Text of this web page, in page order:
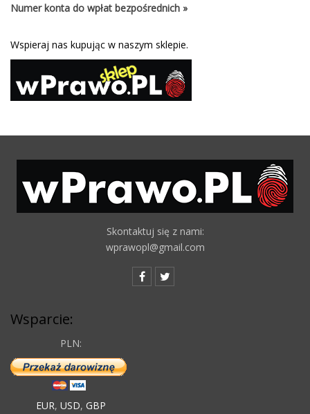
Numer konta do wpłat bezpośrednich »
Wspieraj nas kupując w naszym sklepie.
Skontaktuj się z nami:
wprawopl@gmail.com
Wsparcie:
PLN:
EUR, USD, GBP